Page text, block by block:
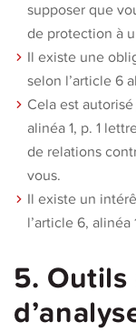
supposer que
de protection à
Il existe une
selon l’article 6
Cela est
alinéa 1, p. 1
de relations
vous.
Il existe un
l’article 6, alinéa
5.